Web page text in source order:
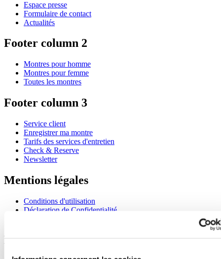
Espace presse
Formulaire de contact
Actualités
Footer column 2
Montres pour homme
Montres pour femme
Toutes les montres
Footer column 3
Service client
Enregistrer ma montre
Tarifs des services d'entretien
Check & Reserve
Newsletter
Mentions légales
Conditions d'utilisation
Déclaration de Confidentialité
Rejoignez le club CERTINA